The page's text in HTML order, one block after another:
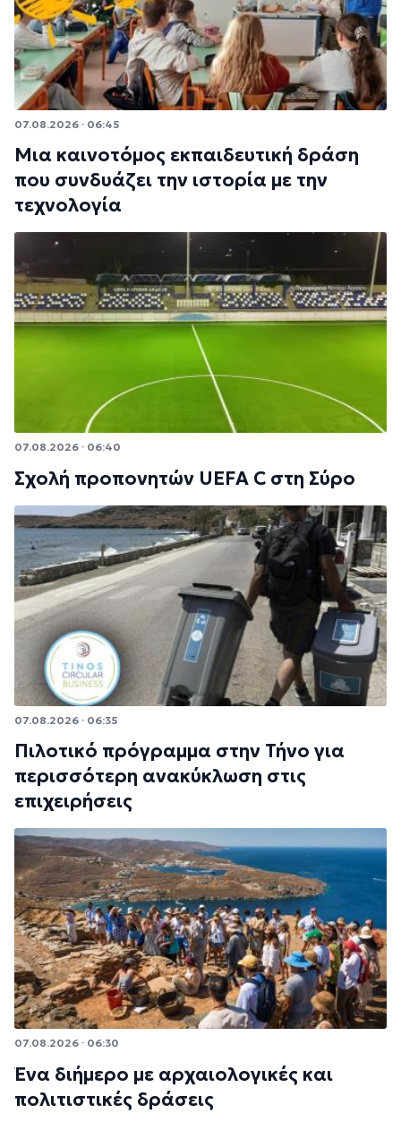
07.08.2026 · 06:45
Μια καινοτόμος εκπαιδευτική δράση
που συνδυάζει την ιστορία με την
τεχνολογία
07.08.2026 · 06:40
Σχολή προπονητών UEFA C στη Σύρο
07.08.2026 · 06:35
Πιλοτικό πρόγραμμα στην Τήνο για
περισσότερη ανακύκλωση στις
επιχειρήσεις
07.08.2026 · 06:30
Ένα διήμερο με αρχαιολογικές και
πολιτιστικές δράσεις